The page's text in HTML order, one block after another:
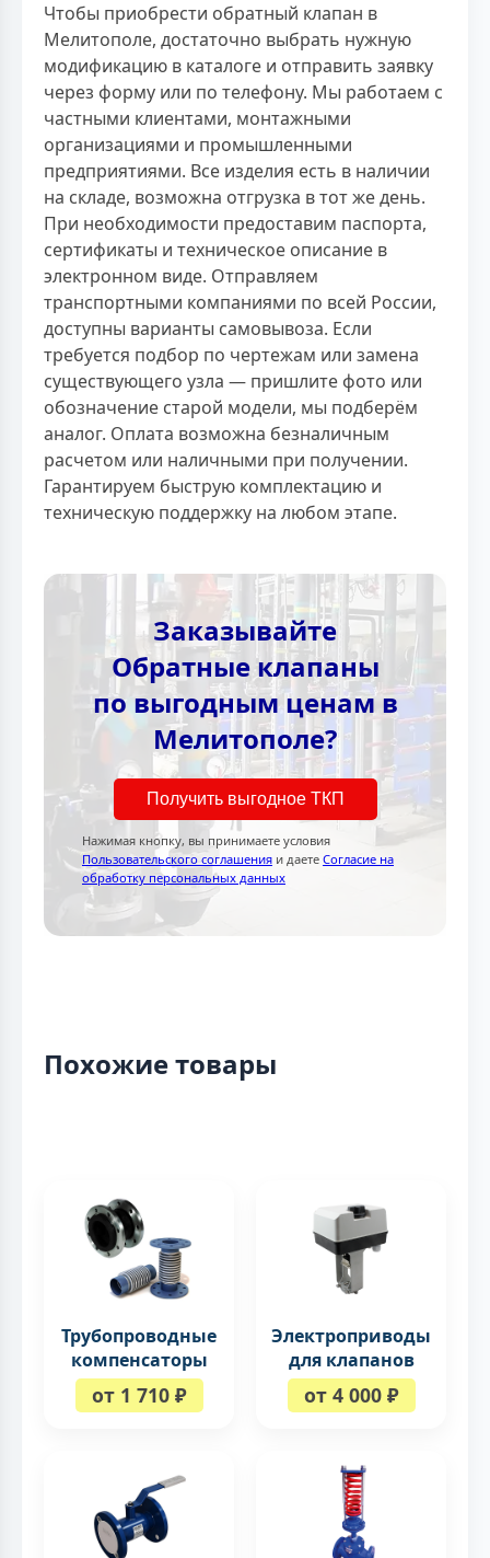
Чтобы приобрести обратный клапан в
Мелитополе, достаточно выбрать нужную
модификацию в каталоге и отправить заявку
через форму или по телефону. Мы работаем с
частными клиентами, монтажными
организациями и промышленными
предприятиями. Все изделия есть в наличии
на складе, возможна отгрузка в тот же день.
При необходимости предоставим паспорта,
сертификаты и техническое описание в
электронном виде. Отправляем
транспортными компаниями по всей России,
доступны варианты самовывоза. Если
требуется подбор по чертежам или замена
существующего узла — пришлите фото или
обозначение старой модели, мы подберём
аналог. Оплата возможна безналичным
расчетом или наличными при получении.
Гарантируем быструю комплектацию и
техническую поддержку на любом этапе.
Заказывайте
Обратные клапаны
по выгодным ценам в
Мелитополе?
Получить выгодное ТКП
Нажимая кнопку, вы принимаете условия
Пользовательского соглашения и даете Согласие на
обработку персональных данных
Похожие товары
Трубопроводные
компенсаторы
от 1 710 ₽
Электроприводы
для клапанов
от 4 000 ₽